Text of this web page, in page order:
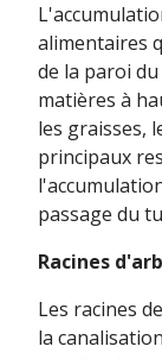
alimentaires
de la paroi
matières à
les graisses,
principaux
passage du
Racines
Les racines
la